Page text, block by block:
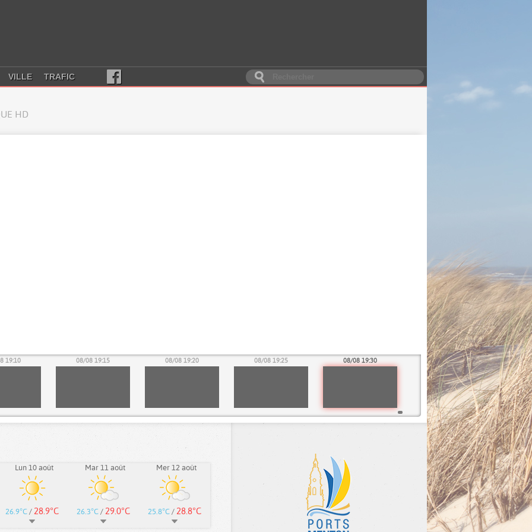
VILLE TRAFIC
HD
19:10 08/08 19:15 08/08 19:20 08/08 19:25 08/08 19:30
Lun 10 août
26.9°C / 28.9°C
Mar 11 août
26.3°C / 29.0°C
Mer 12 août
25.8°C / 28.8°C